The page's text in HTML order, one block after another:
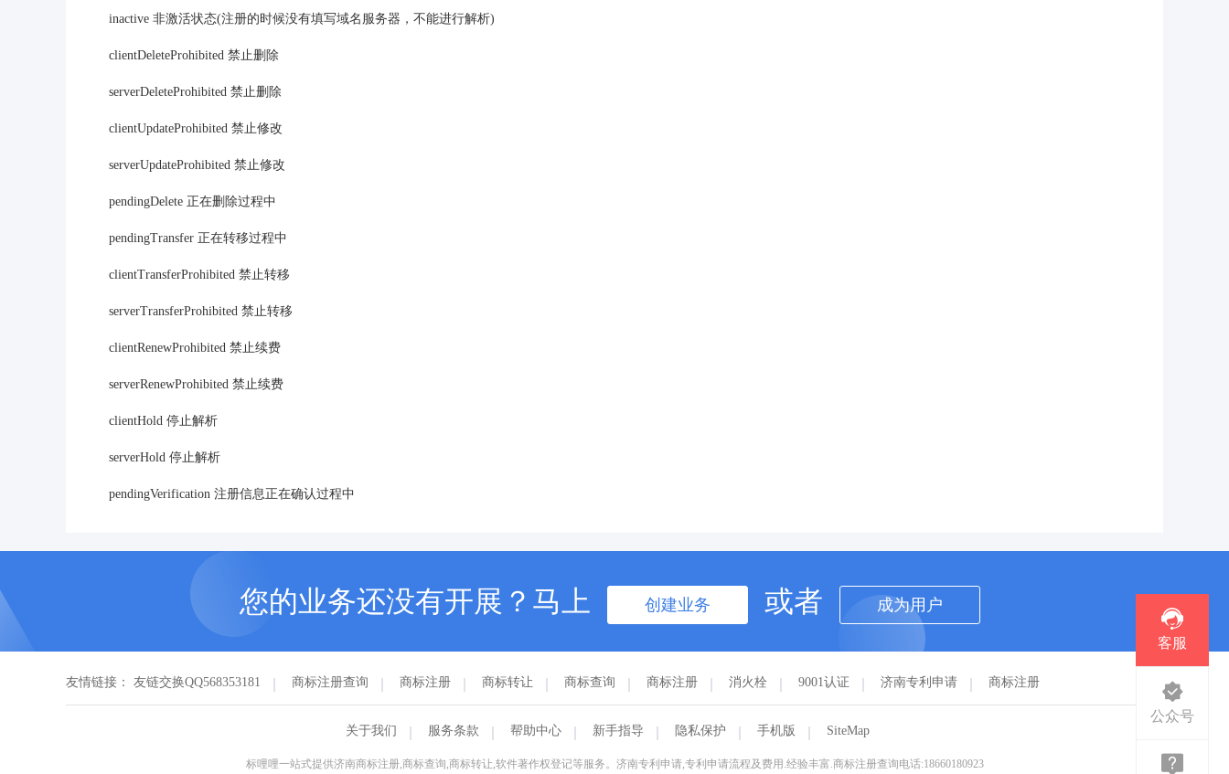
inactive 非激活状态(注册的时候没有填写域名服务器，不能进行解析)
clientDeleteProhibited 禁止删除
serverDeleteProhibited 禁止删除
clientUpdateProhibited 禁止修改
serverUpdateProhibited 禁止修改
pendingDelete 正在删除过程中
pendingTransfer 正在转移过程中
clientTransferProhibited 禁止转移
serverTransferProhibited 禁止转移
clientRenewProhibited 禁止续费
serverRenewProhibited 禁止续费
clientHold 停止解析
serverHold 停止解析
pendingVerification 注册信息正在确认过程中
您的业务还没有开展？马上 创建业务 或者 成为用户
友情链接： 友链交换QQ568353181 商标注册查询 商标注册 商标转让 商标查询 商标注册 消火栓 9001认证 济南专利申请 商标注册
关于我们 服务条款 帮助中心 新手指导 隐私保护 手机版 SiteMap
标哩哩一站式提供济南商标注册,商标查询,商标转让,软件著作权登记等服务。济南专利申请,专利申请流程及费用.经验丰富.商标注册查询电话:18660180923
客服
公众号